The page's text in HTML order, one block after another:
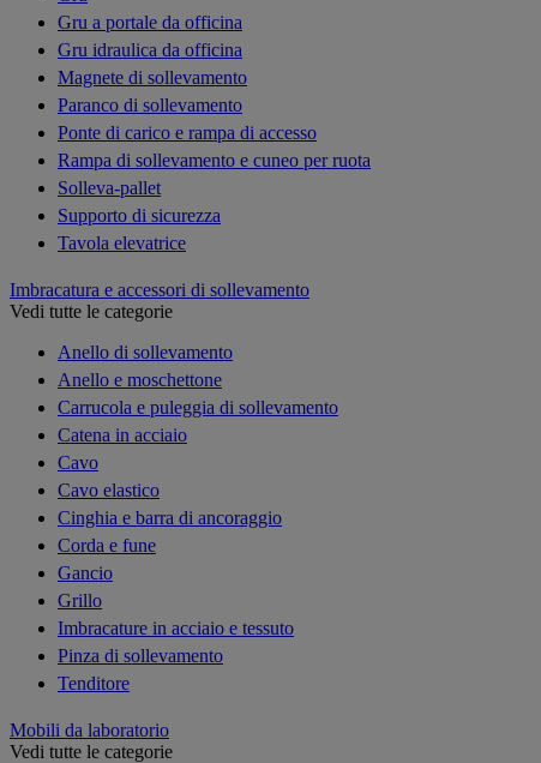
Gru a portale da officina
Gru idraulica da officina
Magnete di sollevamento
Paranco di sollevamento
Ponte di carico e rampa di accesso
Rampa di sollevamento e cuneo per ruota
Solleva-pallet
Supporto di sicurezza
Tavola elevatrice
Imbracatura e accessori di sollevamento
Vedi tutte le categorie
Anello di sollevamento
Anello e moschettone
Carrucola e puleggia di sollevamento
Catena in acciaio
Cavo
Cavo elastico
Cinghia e barra di ancoraggio
Corda e fune
Gancio
Grillo
Imbracature in acciaio e tessuto
Pinza di sollevamento
Tenditore
Mobili da laboratorio
Vedi tutte le categorie